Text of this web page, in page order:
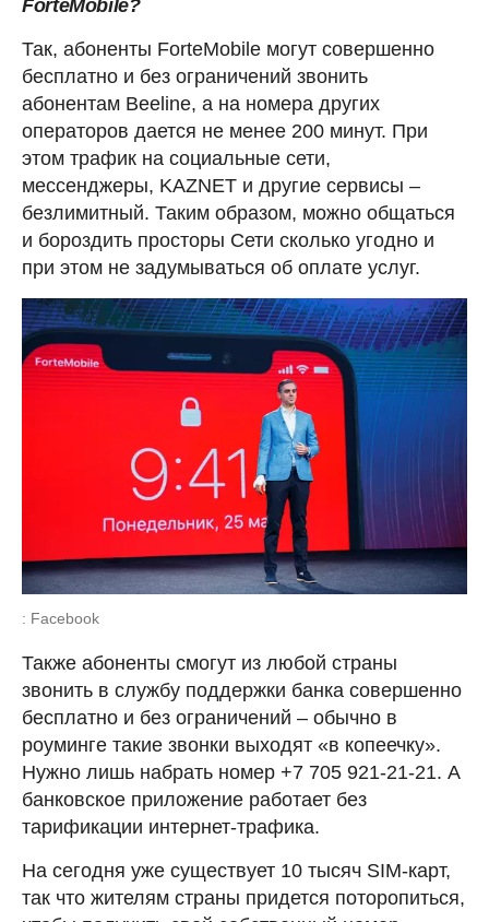
ForteMobile?
Так, абоненты ForteMobile могут совершенно
бесплатно и без ограничений звонить
абонентам Beeline, а на номера других
операторов дается не менее 200 минут. При
этом трафик на социальные сети,
мессенджеры, KAZNET и другие сервисы –
безлимитный. Таким образом, можно общаться
и бороздить просторы Сети сколько угодно и
при этом не задумываться об оплате услуг.
: Facebook
Также абоненты смогут из любой страны
звонить в службу поддержки банка совершенно
бесплатно и без ограничений – обычно в
роуминге такие звонки выходят «в копеечку».
Нужно лишь набрать номер +7 705 921-21-21. А
банковское приложение работает без
тарификации интернет-трафика.
На сегодня уже существует 10 тысяч SIM-карт,
так что жителям страны придется поторопиться,